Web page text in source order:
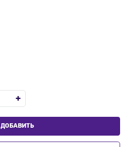
ДОБАВИТЬ